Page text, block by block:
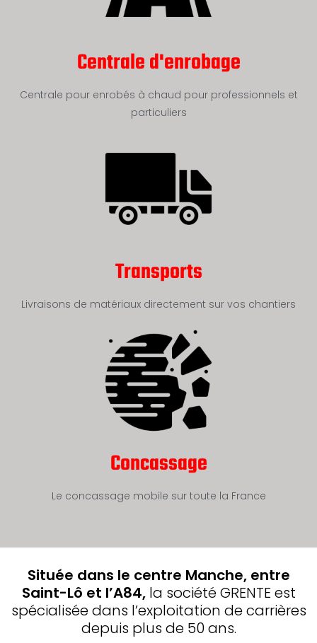
Centrale d'enrobage
Centrale pour enrobés à chaud pour professionnels et
particuliers
Transports
Livraisons de matériaux directement sur vos chantiers
Concassage
Le concassage mobile sur toute la France
Située dans le centre Manche, entre
Saint-Lô et l’A84, la société GRENTE est
spécialisée dans l’exploitation de carrières
depuis plus de 50 ans.